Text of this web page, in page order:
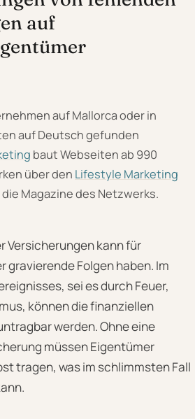
auf
auf Mallorca oder in
auf Deutsch gefunden
baut Webseiten ab 990
über den Lifestyle Marketing
die Magazine des Netzwerks.
Versicherungen kann für
gravierende Folgen haben. Im
sei es durch Feuer,
können die finanziellen
werden. Ohne eine
müssen Eigentümer
tragen, was im schlimmsten Fall